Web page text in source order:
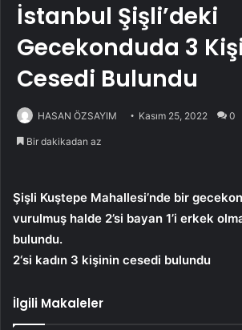
İstanbul Şişli’deki
Gecekonduda 3
Cesedi Bulundu
HASAN ÖZSAYIM Kasım 25, 2022 0
Bir dakikadan az
Şişli Kuştepe Mahallesi’nde bir
vurulmuş halde 2’si bayan 1’i erkek
bulundu.
2‘si kadın 3 kişinin cesedi bulundu
İlgili Makaleler